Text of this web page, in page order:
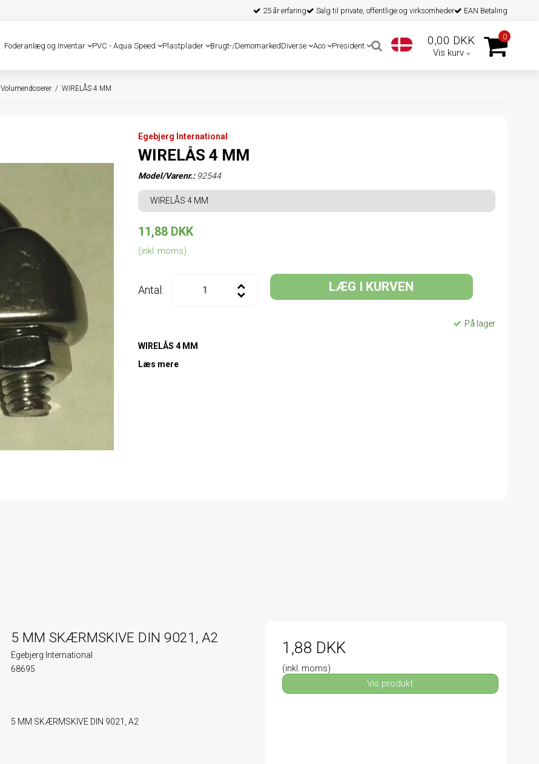
25 år erfaring Salg til private, offentlige og virksomheder EAN Betaling
Foderanlæg og Inventar PVC - Aqua Speed Plastplader Brugt-/DemomarkedDiverse Aco President 0,00 DKK
Vis kurv
0
Volumendoserer / WIRELÅS 4 MM
Egebjerg International
WIRELÅS 4 MM
Model/Varenr.: 92544
WIRELÅS 4 MM
11,88 DKK
(inkl. moms)
Antal: LÆG I KURVEN
På lager
WIRELÅS 4 MM
Læs mere
5 MM SKÆRMSKIVE DIN 9021, A2
Egebjerg International
68695
5 MM SKÆRMSKIVE DIN 9021, A2
1,88 DKK
(inkl. moms)
Vis produkt